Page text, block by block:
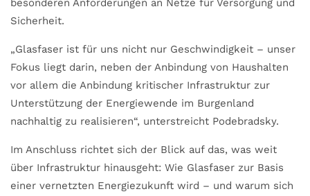
besonderen Anforderungen an Netze für Versorgung und
Sicherheit.
„Glasfaser ist für uns nicht nur Geschwindigkeit – unser
Fokus liegt darin, neben der Anbindung von Haushalten
vor allem die Anbindung kritischer Infrastruktur zur
Unterstützung der Energiewende im Burgenland
nachhaltig zu realisieren“, unterstreicht Podebradsky.
Im Anschluss richtet sich der Blick auf das, was weit
über Infrastruktur hinausgeht: Wie Glasfaser zur Basis
einer vernetzten Energiezukunft wird – und warum sich